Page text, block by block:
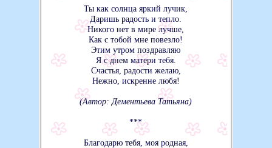
Ты как солнца яркий лучик,
Даришь радость и тепло.
Никого нет в мире лучше,
Как с тобой мне повезло!
Этим утром поздравляю
Я с днем матери тебя.
Счастья, радости желаю,
Нежно, искренне любя!
(Автор: Дементьева Татьяна)
***
Благодарю тебя, моя родная,